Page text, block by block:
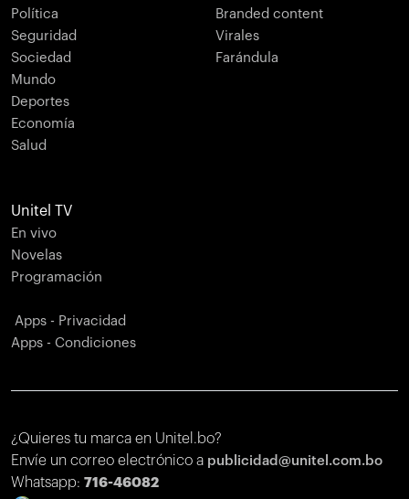
Política
Seguridad
Sociedad
Mundo
Deportes
Economía
Salud
Branded content
Virales
Farándula
Unitel TV
En vivo
Novelas
Programación
Apps - Privacidad
Apps - Condiciones
¿Quieres tu marca en Unitel.bo?
Envíe un correo electrónico a publicidad@unitel.com.bo
Whatsapp: 716-46082